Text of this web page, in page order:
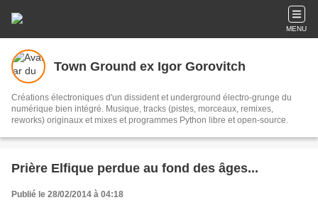
MENU
Town Ground ex Igor Gorovitch
Créations électroniques d'un dissident et underground électro-grunge du
numérique bien intégré. Musique, tracks (pistes, morceaux, remixes,
reworks) originaux et mixes et programmes Python libre et open-source.
Prière Elfique perdue au fond des âges...
Publié le 28/02/2014 à 04:18